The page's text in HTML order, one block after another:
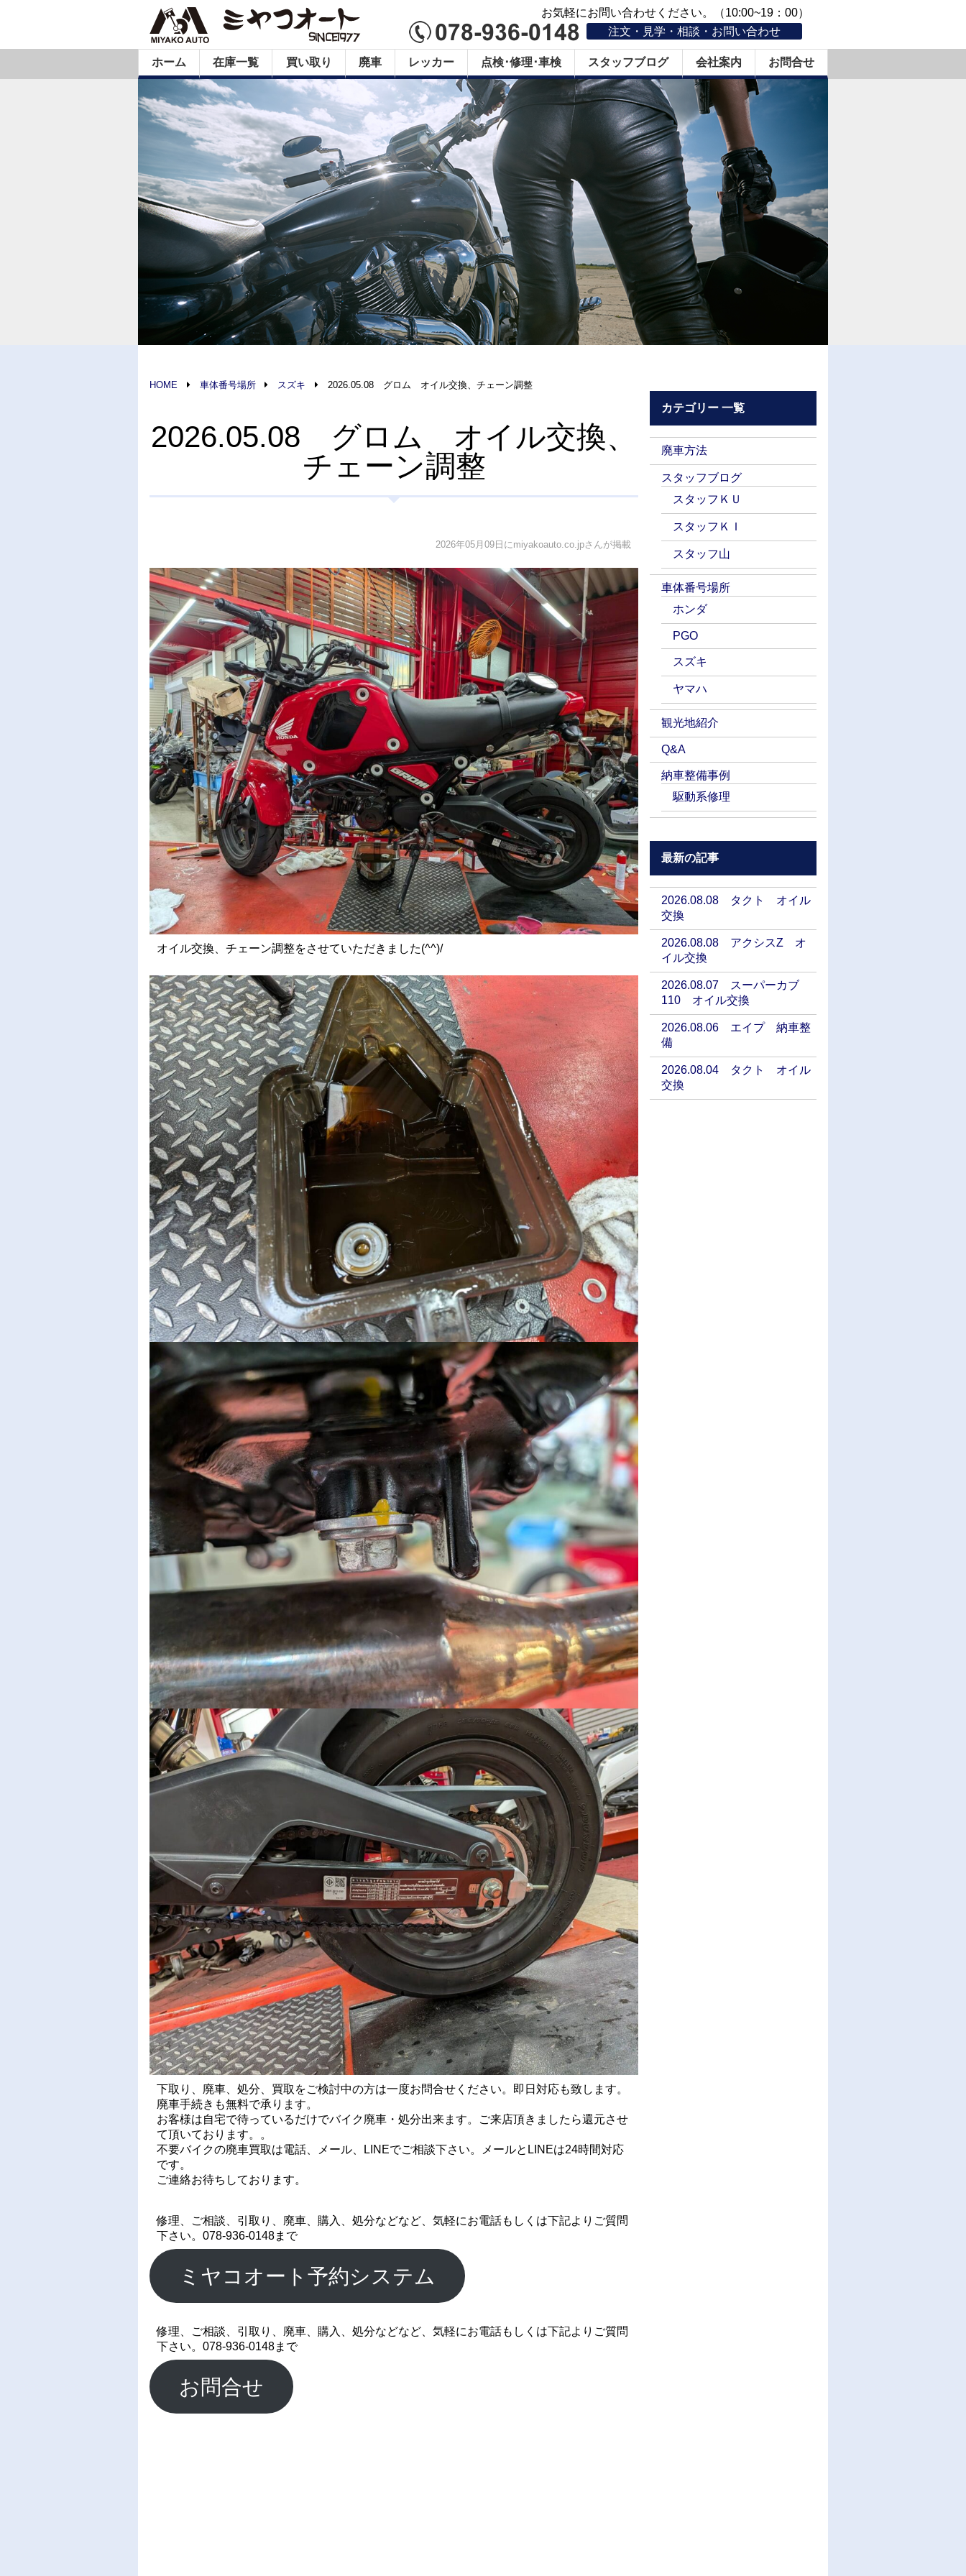
お気軽にお問い合わせください。（10:00~19：00）
注文・見学・相談・お問い合わせ
ホーム 在庫一覧 買い取り 廃車 レッカー 点検･修理･車検 スタッフブログ 会社案内 お問合せ
HOME 車体番号場所 スズキ 2026.05.08 グロム オイル交換、チェーン調整
2026.05.08 グロム オイル交換、
チェーン調整
2026年05月09日にmiyakoauto.co.jpさんが掲載
オイル交換、チェーン調整をさせていただきました(^^)/
下取り、廃車、処分、買取をご検討中の方は一度お問合せください。即日対応も致します。
廃車手続きも無料で承ります。
お客様は自宅で待っているだけでバイク廃車・処分出来ます。ご来店頂きましたら還元させ
て頂いております。。
不要バイクの廃車買取は電話、メール、LINEでご相談下さい。メールとLINEは24時間対応
です。
ご連絡お待ちしております。
修理、ご相談、引取り、廃車、購入、処分などなど、気軽にお電話もしくは下記よりご質問
下さい。078-936-0148まで
ミヤコオート予約システム
修理、ご相談、引取り、廃車、購入、処分などなど、気軽にお電話もしくは下記よりご質問
下さい。078-936-0148まで
お問合せ
カテゴリー 一覧
廃車方法
スタッフブログ
スタッフＫＵ
スタッフＫＩ
スタッフ山
車体番号場所
ホンダ
PGO
スズキ
ヤマハ
観光地紹介
Q&A
納車整備事例
駆動系修理
最新の記事
2026.08.08 タクト オイル
交換
2026.08.08 アクシスZ オ
イル交換
2026.08.07 スーパーカブ
110 オイル交換
2026.08.06 エイプ 納車整
備
2026.08.04 タクト オイル
交換